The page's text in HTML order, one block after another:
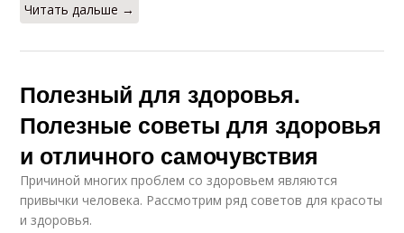
Читать дальше →
Полезный для здоровья.
Полезные советы для здоровья
и отличного самочувствия
Причиной многих проблем со здоровьем являются
привычки человека. Рассмотрим ряд советов для красоты
и здоровья.